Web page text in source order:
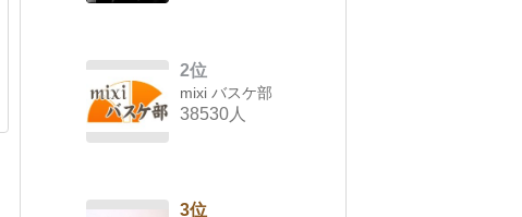
2位
mixi バスケ部
38530人
3位